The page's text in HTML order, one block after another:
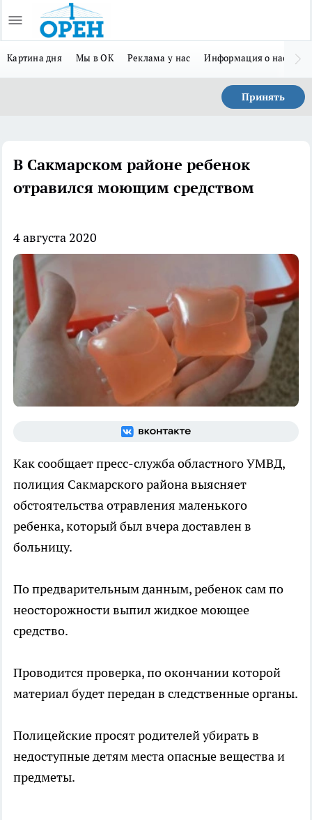
Картина дня Мы в ОК Реклама у нас Информация о нас
Принять
В Сакмарском районе ребенок
отравился моющим средством
4 августа 2020
Как сообщает пресс-служба областного УМВД,
полиция Сакмарского района выясняет
обстоятельства отравления маленького
ребенка, который был вчера доставлен в
больницу.
По предварительным данным, ребенок сам по
неосторожности выпил жидкое моющее
средство.
Проводится проверка, по окончании которой
материал будет передан в следственные органы.
Полицейские просят родителей убирать в
недоступные детям места опасные вещества и
предметы.